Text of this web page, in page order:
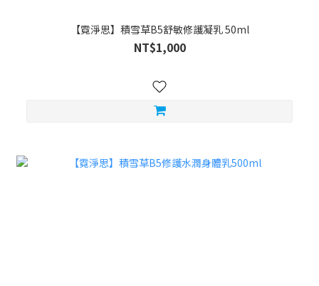
【霓淨思】積雪草B5舒敏修護凝乳 50ml
NT$1,000